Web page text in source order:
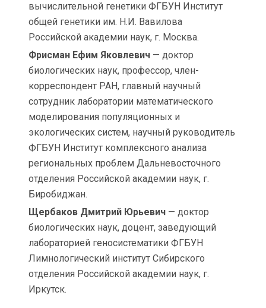
вычислительной генетики ФГБУН Институт
общей генетики им. Н.И. Вавилова
Российской академии наук, г. Москва.
Фрисман Ефим Яковлевич — доктор
биологических наук, профессор, член-
корреспондент РАН, главный научный
сотрудник лаборатории математического
моделирования популяционных и
экологических систем, научный руководитель
ФГБУН Институт комплексного анализа
региональных проблем Дальневосточного
отделения Российской академии наук, г.
Биробиджан.
Щербаков Дмитрий Юрьевич — доктор
биологических наук, доцент, заведующий
лабораторией геносистематики ФГБУН
Лимнологический институт Сибирского
отделения Российской академии наук, г.
Иркутск.